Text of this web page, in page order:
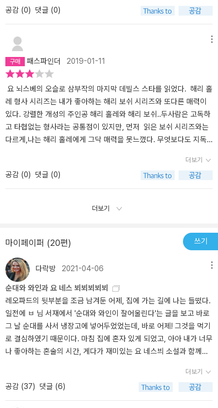
아무것도 아니었지. 그래서 거의 성공할 뻔 했던 것이지. 그런데해리
밝혀졌단다. 하지만, 아직 해리에게는 아직 끝나지 않은 일이 있어. 톰
볼레르.스벤에 의해 톰 볼레르가 무기 밀수업자의 중간 도매상이라는
것이 밝혀졌고, 앨런의살인 배후인 것도 밝혀졌어. 톰 볼레르는 아직
자신이 승리할 수 있을 것으로 생각했어. 스벤과 해리만 죽으면 말이
야… 톰 볼레르는 스벤과 해리가 숨어 있는곳을 알게 되어 그곳으로
향했고.. 그곳에서 해리와 톰의 잔인한 결투가 벌어졌단다. 뭐, 결과는
누군가 예상할 수 있는 결과로 끝이 났단다. 그렇게 소설은 끝이 났단
다. 아빠가 짧게 이야기한다고 했는데, 하다 보니 또 길어진 것 같구
나. 중간중간 중요하지 않다고 생각한이야기들은 많이 뺐는데도 말이
의소설은 매력이 있구나. 또 다른 그의 소설을 찾아 나서보자꾸나.^^
어진 불을 시급히 끄는 일도 중요했지만 그때 무슨 일이 있었던 걸까
라는 궁금증에 ‘오슬로 3부작’의 완간을 기다릴 수밖에 없었습니다.
그래서 <레드브레스트>, <네메시스>를 거치는 동안 많은 사건들이
복합적으로 발생해도 오로지 ‘왕자님’만이 중요했을 뿐. 이제 드디어
3부작의 종점을 만나러 갈 차례입니다. 이번만큼은 오슬로의 불볕
더위가 배경이군요. 늘 눈과 추위에 익숙해 있었는데 말이죠. 첫 번째
살인사건. 어느 아파트의 아래층 천장에 갑자기 물이 새기 시작하자
그 집 부부가 위층에 가봤더니 한 여성이 손가락이 잘린 채 죽어있는
겁니다. 게다가 눈꺼풀 속에는 붉은 색의 별 모양 다이아몬드가 발견
되네요. 그리고 며칠 후 발생한 실종사건, 뒤늦게 발견된 실종자의 시
체에도 잘린 손가락에 똑같은 다이아몬드가 끼워져 있습니다. 이것은
은 “해리 홀레”와 “톰 볼레르”의 합동수사를 명합니다. 둘 사이는 분
명 껄끄러운 사이였지만 궁여지책을 선택할 수밖에 없었죠. “해
리”는 파트너였던 여형사 “엘렌”의 죽음에 따른 후유증을 극복 못해
다시 현장에 복귀할 것인가. 다행히도 정신 차린 “해리”는 앙숙인
“톰”과 손잡고 연쇄살인마 검거를 위한 수사에 착수해요. 그리고 연
쇄살인 사건현장에서 해리는 범인이 별 모양의 다이아몬드가 상징하
는 악마의 별에서 살인패턴을 예측해내는데... 과연 그 예측이 맞아떨
어질까요? 분명 피살자들 사이에 존재하는 암호화된 메시지에서
범인의 동기를 밝혀내는 일이 가장 우선인 것처럼 보였습니다. 일단
암호를 푸는 원리를 유추하기 위한 무의식과 직관의 쓰임새는 성공적
이었다고 판단됩니다만 결과적으로 정해진 루트를 충실히 답습하는
그 과정에서의 허점을 노린 그 무엇인가가 들어있었습니다. ‘어떻게
보다’는 ‘왜’를 이해하지 못한 채 마무리 하려했던 성급함에서 비롯한
복선들은 상당한 수준입니다. 나무를 보지 말고 숲을 보았기에 잘못
는 과정들이 무척 재미있습니다. 그리고 독자들이 그토록 기다렸던
공감 (0) 댓글 (0)
패스파인더 2019-01-11
요 뇌스베의 오슬로 삼부작의 마지막 데빌스 스타를 읽었다. 해리 홀
레 형사 시리즈는 내가 좋아하는 해리 보쉬 시리즈와 또다른 매력이
있다. 강렬한 개성의 주인공 해리 홀레와 해리 보쉬..두사람은 고독하
고 타협없는 형사라는 공통점이 있지만, 먼저 읽은 보쉬 시리즈와는
다르게,나는 해리 홀레에게 그닥 매력을 못느꼈다. 무엇보다도 지독
있다.... 이 보이기도 하고, 살인 사건 형사라기에는 너무나 무절제하
고 자기 파괴적인 면이... 도무지 공감이 안갔다. 앞의 두시리즈에서
보이던 산만한 구성과 개연성이 떨어지는 사건 해결 방식역시, 나와
는취향이 맞지 않다는 것을 느꼈다. 데빌스 스타 역시 살인범이 밝혀
게도 사연은 있다....는 진부한스토리... 은 이 시리즈의 양념같은 요소
성격인데... 이 해리 홀레 ... 요뇌스베 시리즈는갈등을 느끼게 한다..
더 볼것인가 말것인가...재미는 있는 것 같은데...주인공이 알콜에 빠
져 헤어나오지 못하는 모습이 때로는 사람을지치게 한다..
더보기
공감 (0) 댓글 (0)
더보기
마이페이퍼 (20편) 쓰기
다락방 2021-04-06
순대와 와인과 요 네스 뵈뵈뵈뵈뵈
레오파드의 뒷부분을 조금 남겨둔 어제, 집에 가는 길에 나는 들떴다.
일전에 ㅂ 님 서재에서 '순대와 와인이 잘어울린다'는 글을 보고 바로
그 날 순대를 사서 냉장고에 넣어두었었는데, 바로 어제! 그것을 먹기
로 결심하였기 때문이다. 마침 집에 혼자 있게 되었고, 아아 내가 너무
나 좋아하는 혼술의 시간, 게다가 재미있는 요 네스븨 소설과 함께라
고에 휴지시킨 뒤에(왜?) 냉장고에서 순대를 꺼내 시키는대로 끓는물
에 15분을 끓여냈다. 그리고 책을 펼치고 와인을 따라서 쨘-으하하하
하하하하하하하 씐난다!나는 그렇게 따뜻한 순대와 와인을 먹으면서
더보기
공감 (37) 댓글 (6)